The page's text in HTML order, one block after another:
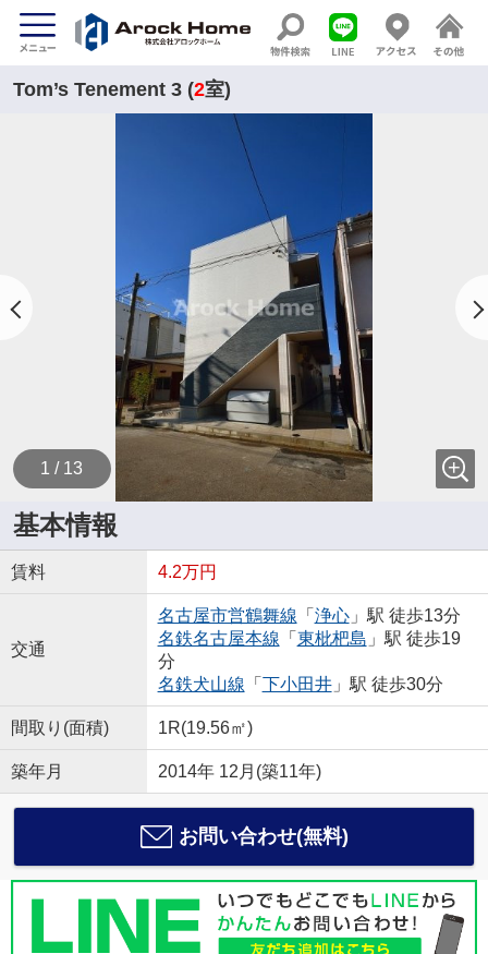
Tom’s Tenement 3 (2室)
1 / 13
基本情報
賃料 4.2万円
交通
名古屋市営鶴舞線 「 浄心」駅 徒歩13分
名鉄名古屋本線 「 東枇杷島 」駅 徒歩19
分
名鉄犬山線 「 下小田井」駅 徒歩30分
間取り(面積) 1R(19.56㎡)
築年月 2014年 12月(築11年)
お問い合わせ(無料)